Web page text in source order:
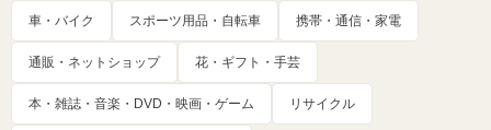
車・バイク スポーツ用品・自転車 携帯・通信・家電
通販・ネットショップ 花・ギフト・手芸
本・雑誌・音楽・DVD・映画・ゲーム リサイクル